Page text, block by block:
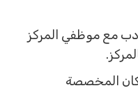
مع موظفي المركز
المخصصة